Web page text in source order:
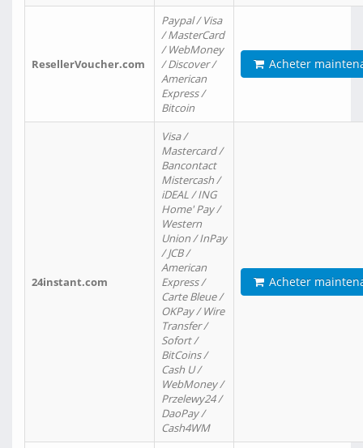
ResellerVoucher.com
Paypal / Visa
/ MasterCard
/ WebMoney
/ Discover /
American
Express /
Bitcoin
Acheter
24instant.com
Visa /
Mastercard /
Bancontact
Mistercash /
iDEAL / ING
Home' Pay /
Western
Union / InPay
/ JCB /
American
Express /
Carte Bleue /
OKPay / Wire
Transfer /
Sofort /
BitCoins /
Cash U /
WebMoney /
Przelewy24 /
DaoPay /
Cash4WM
Acheter